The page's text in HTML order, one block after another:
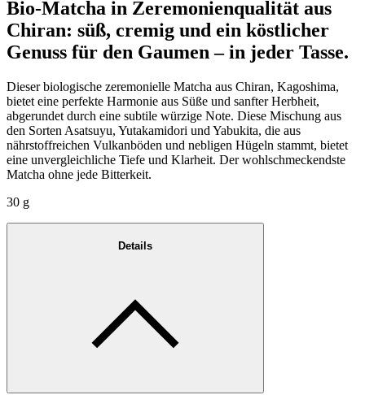
Bio-Matcha in Zeremonienqualität aus
Chiran: süß, cremig und ein köstlicher
Genuss für den Gaumen – in jeder Tasse.
Dieser biologische zeremonielle Matcha aus Chiran, Kagoshima,
bietet eine perfekte Harmonie aus Süße und sanfter Herbheit,
abgerundet durch eine subtile würzige Note. Diese Mischung aus
den Sorten Asatsuyu, Yutakamidori und Yabukita, die aus
nährstoffreichen Vulkanböden und nebligen Hügeln stammt, bietet
eine unvergleichliche Tiefe und Klarheit. Der wohlschmeckendste
Matcha ohne jede Bitterkeit.
30 g
Details